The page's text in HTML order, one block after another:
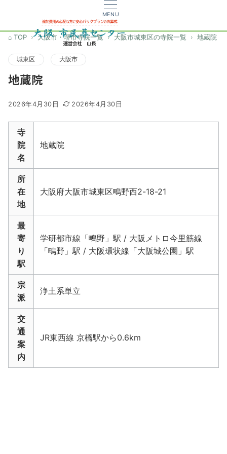
MENU
TOP 大阪市・堺市寺院一覧 大阪市城東区の寺院一覧 地蔵院
城東区 大阪市
地蔵院
2026年4月30日 2026年4月30日
寺
院
名
地蔵院
所
在
地
大阪府大阪市城東区鴫野西2-18-21
最
寄
り
駅
学研都市線「鴫野」駅 / 大阪メトロ今里筋線
「鴫野」駅 / 大阪環状線「大阪城公園」駅
宗
派
浄土系単立
交
通
案
内
JR東西線 京橋駅から0.6km